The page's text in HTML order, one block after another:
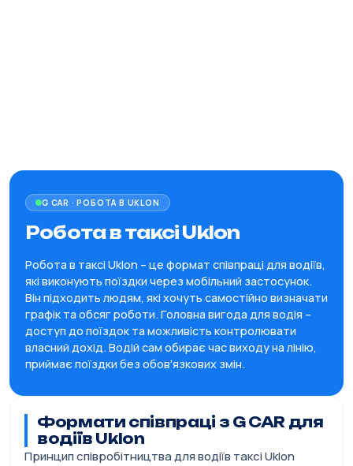
G CAR · РОБОТА В UKLON
Робота в таксі Uklon
Робота в таксі Uklon – це формат співпраці для водіїв,
які виконують поїздки через мобільний застосунок.
Він підходить людям, які хочуть самостійно визначати
графік та обсяг роботи. Головна вигода для водія –
доступ до поїздок та можливість контролювати
власний дохід. Водій сам обирає час виходу на лінію,
приймає поїздки без обов'язкових змін.
Формати співпраці з G CAR для
водіїв Uklon
Принцип співробітництва для водіїв таксі Uklon